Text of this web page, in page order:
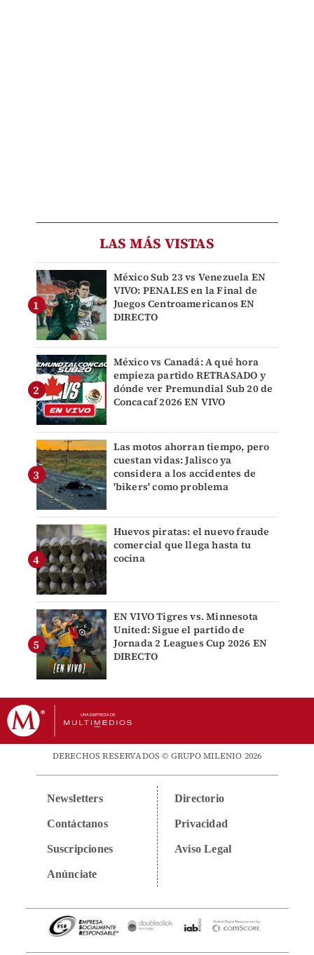
LAS MÁS VISTAS
México Sub 23 vs Venezuela EN
VIVO: PENALES en la Final de
Juegos Centroamericanos EN
DIRECTO
México vs Canadá: A qué hora
empieza partido RETRASADO y
dónde ver Premundial Sub 20 de
Concacaf 2026 EN VIVO
Las motos ahorran tiempo, pero
cuestan vidas: Jalisco ya
considera a los accidentes de
'bikers' como problema
Huevos piratas: el nuevo fraude
comercial que llega hasta tu
cocina
EN VIVO Tigres vs. Minnesota
United: Sigue el partido de
Jornada 2 Leagues Cup 2026 EN
DIRECTO
DERECHOS RESERVADOS © GRUPO MILENIO 2026
Newsletters
Contáctanos
Suscripciones
Anúnciate
Directorio
Privacidad
Aviso Legal